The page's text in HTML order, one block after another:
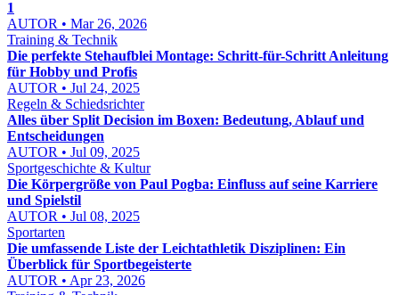
1
AUTOR • Mar 26, 2026
Training & Technik
Die perfekte Stehaufblei Montage: Schritt-für-Schritt Anleitung
für Hobby und Profis
AUTOR • Jul 24, 2025
Regeln & Schiedsrichter
Alles über Split Decision im Boxen: Bedeutung, Ablauf und
Entscheidungen
AUTOR • Jul 09, 2025
Sportgeschichte & Kultur
Die Körpergröße von Paul Pogba: Einfluss auf seine Karriere
und Spielstil
AUTOR • Jul 08, 2025
Sportarten
Die umfassende Liste der Leichtathletik Disziplinen: Ein
Überblick für Sportbegeisterte
AUTOR • Apr 23, 2026